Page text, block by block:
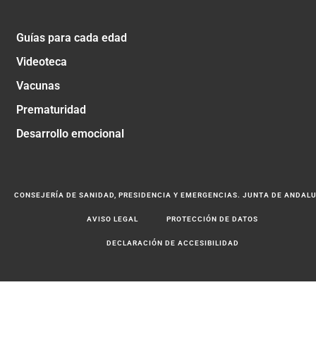
Guías para cada edad
Videoteca
Vacunas
Prematuridad
Desarrollo emocional
CONSEJERÍA DE SANIDAD, PRESIDENCIA Y EMERGENCIAS. JUNTA DE
AVISO LEGAL PROTECCIÓN DE DATOS
DECLARACIÓN DE ACCESIBILIDAD